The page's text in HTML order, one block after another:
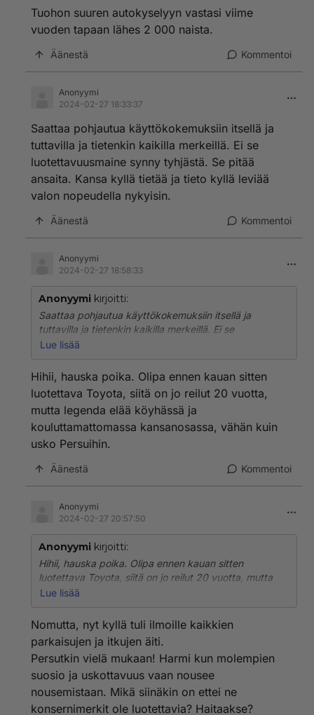
Tuohon suuren autokyselyyn vastasi viime
vuoden tapaan lähes 2 000 naista.
Äänestä Kommentoi
Anonyymi
2024-02-27 18:33:37
Saattaa pohjautua käyttökokemuksiin itsellä ja
tuttavilla ja tietenkin kaikilla merkeillä. Ei se
luotettavuusmaine synny tyhjästä. Se pitää
ansaita. Kansa kyllä tietää ja tieto kyllä leviää
valon nopeudella nykyisin.
Äänestä Kommentoi
Anonyymi
2024-02-27 18:58:33
Anonyymi kirjoitti:
Saattaa pohjautua käyttökokemuksiin itsellä ja
tuttavilla ja tietenkin kaikilla merkeillä. Ei se
luotettavuusmaine synny tyhjästä. Se pitää ansaita.
nykyisin.
Lue lisää
Hihii, hauska poika. Olipa ennen kauan sitten
luotettava Toyota, siitä on jo reilut 20 vuotta,
mutta legenda elää köyhässä ja
kouluttamattomassa kansanosassa, vähän kuin
usko Persuihin.
Äänestä Kommentoi
Anonyymi
2024-02-27 20:57:50
Anonyymi kirjoitti:
Hihii, hauska poika. Olipa ennen kauan sitten
luotettava Toyota, siitä on jo reilut 20 vuotta, mutta
legenda elää köyhässä ja kouluttamattomassa
Lue lisää
Nomutta, nyt kyllä tuli ilmoille kaikkien
parkaisujen ja itkujen äiti.
Persutkin vielä mukaan! Harmi kun molempien
suosio ja uskottavuus vaan nousee
nousemistaan. Mikä siinäkin on ettei ne
konsernimerkit ole luotettavia? Haitaakse?